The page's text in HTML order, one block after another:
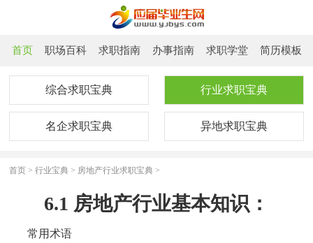
首页 职场百科 求职指南 办事指南 求职学堂 简历模板
综合求职宝典 行业求职宝典
名企求职宝典 异地求职宝典
首页 >行业宝典 > 房地产行业求职宝典 >
6.1 房地产行业基本知识：
常用术语